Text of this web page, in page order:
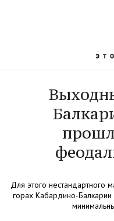
Для этого
горах Кабардино-